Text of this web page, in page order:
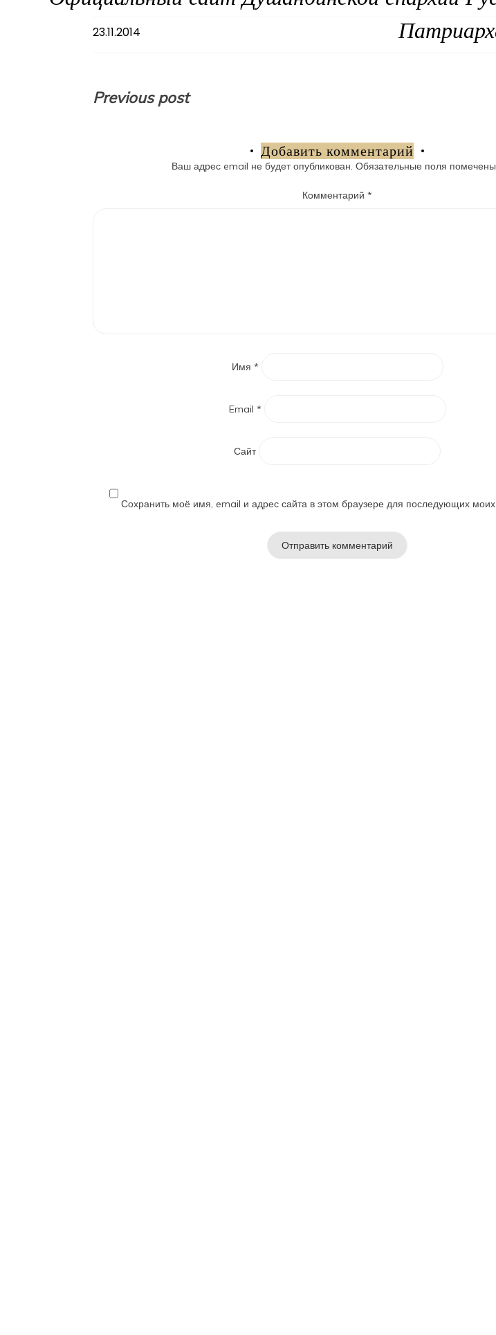
23.11.2014
Навигация
Previous post
Добавить комментарий
Ваш адрес email не будет опубликован. Обязательные поля помечены
Комментарий*
Имя *
Email *
Сайт
Сохранить моё имя, email и адрес сайта в этом браузере для последующих